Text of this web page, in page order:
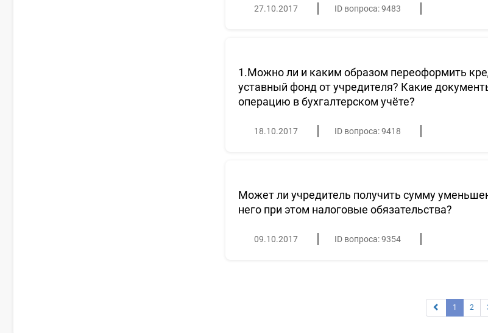
27.10.2017 ID вопроса: 9483
1.Можно ли и каким образом переоформить
уставный фонд от учредителя? Какие
операцию в бухгалтерском учёте?
18.10.2017 ID вопроса: 9418
Может ли учредитель получить сумму
него при этом налоговые обязательства?
09.10.2017 ID вопроса: 9354
1 2